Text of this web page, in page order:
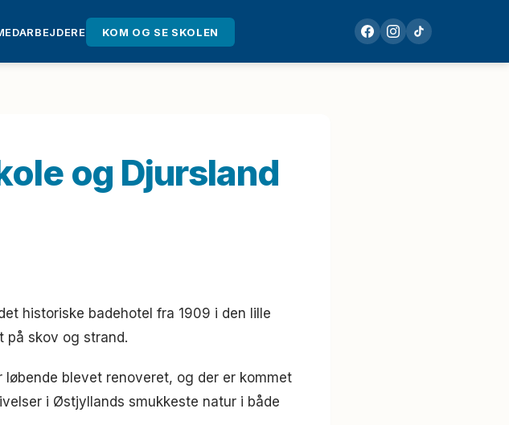
KOM OG SE SKOLEN
og Djursland
historiske badehotel fra 1909 i den lille
på skov og strand.
løbende blevet renoveret, og der er kommet
i Østjyllands smukkeste natur i både